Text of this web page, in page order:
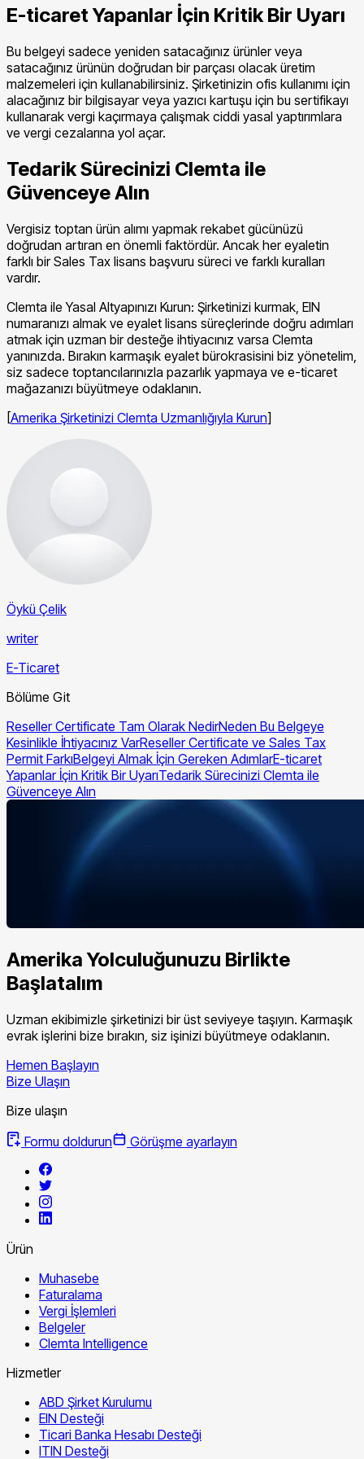
E-ticaret Yapanlar İçin Kritik Bir Uyarı
Bu belgeyi sadece yeniden satacağınız ürünler veya
satacağınız ürünün doğrudan bir parçası olacak üretim
malzemeleri için kullanabilirsiniz. Şirketinizin ofis kullanımı için
alacağınız bir bilgisayar veya yazıcı kartuşu için bu sertifikayı
kullanarak vergi kaçırmaya çalışmak ciddi yasal yaptırımlara
ve vergi cezalarına yol açar.
Tedarik Sürecinizi Clemta ile
Güvenceye Alın
Vergisiz toptan ürün alımı yapmak rekabet gücünüzü
doğrudan artıran en önemli faktördür. Ancak her eyaletin
farklı bir Sales Tax lisans başvuru süreci ve farklı kuralları
vardır.
Clemta ile Yasal Altyapınızı Kurun: Şirketinizi kurmak, EIN
numaranızı almak ve eyalet lisans süreçlerinde doğru adımları
atmak için uzman bir desteğe ihtiyacınız varsa Clemta
yanınızda. Bırakın karmaşık eyalet bürokrasisini biz yönetelim,
siz sadece toptancılarınızla pazarlık yapmaya ve e-ticaret
mağazanızı büyütmeye odaklanın.
[Amerika Şirketinizi Clemta Uzmanlığıyla Kurun]
Öykü Çelik
writer
E-Ticaret
Bölüme Git
Reseller Certificate Tam Olarak NedirNeden Bu Belgeye
Kesinlikle İhtiyacınız VarReseller Certificate ve Sales Tax
Permit FarkıBelgeyi Almak İçin Gereken AdımlarE-ticaret
Yapanlar İçin Kritik Bir UyarıTedarik Sürecinizi Clemta ile
Güvenceye Alın
Amerika Yolculuğunuzu Birlikte
Başlatalım
Uzman ekibimizle şirketinizi bir üst seviyeye taşıyın. Karmaşık
evrak işlerini bize bırakın, siz işinizi büyütmeye odaklanın.
Hemen Başlayın
Bize Ulaşın
Bize ulaşın
Formu doldurun
Görüşme ayarlayın
Ürün
Muhasebe
Faturalama
Vergi İşlemleri
Belgeler
Clemta Intelligence
Hizmetler
ABD Şirket Kurulumu
EIN Desteği
Ticari Banka Hesabı Desteği
ITIN Desteği